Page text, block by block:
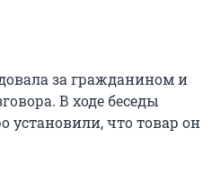
за гражданином и
В ходе беседы
установили, что товар он